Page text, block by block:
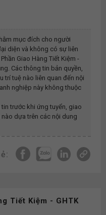
mục đích cho người
diện và không có sự liên
Phần Giao Hàng Tiết Kiệm -
Các thông tin bản quyền,
trí tuệ nào liên quan đến nội
nghiệp này không thuộc
trước khi ứng tuyển, giao
dựa trên các nội dung
Tiết Kiệm - GHTK